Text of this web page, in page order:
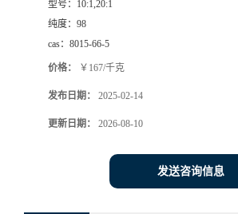
型号： 10:1,20:1
纯度： 98
cas： 8015-66-5
价格： ￥167/千克
发布日期： 2025-02-14
更新日期： 2026-08-10
发送咨询信息